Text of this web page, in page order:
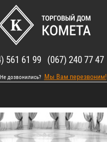
561 61 99 (067) 240 77 47
Не дозвонились? Мы Вам перезвоним!